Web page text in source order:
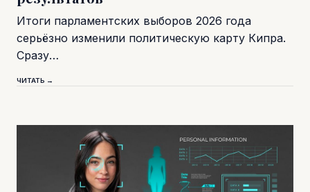
Итоги парламентских выборов 2026 года
серьёзно изменили политическую карту Кипра.
Сразу…
ЧИТАТЬ →